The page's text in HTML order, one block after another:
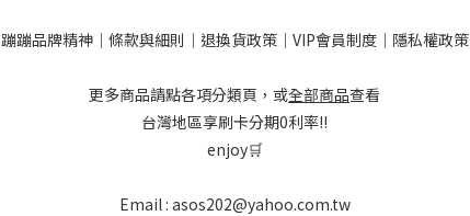
蹦蹦品牌精神｜ 條款與細則 ｜ 退換貨政策｜ VIP會員制度｜ 隱私權政策
更多商品請點各項分類頁，或全部商品查看
台灣地區享刷卡分期0利率!!
enjoy🛒
Email : asos202@yahoo.com.tw